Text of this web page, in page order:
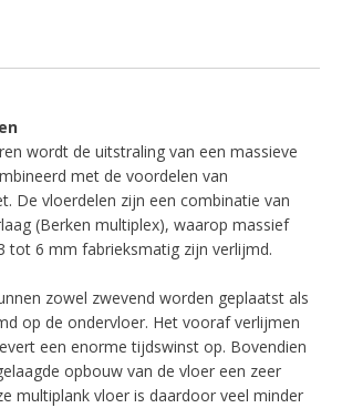
wordt de uitstraling van een massieve
met de voordelen van
De vloerdelen zijn een combinatie van
(Berken multiplex), waarop massief
tot 6 mm fabrieksmatig zijn verlijmd.
zowel zwevend worden geplaatst als
op de ondervloer. Het vooraf verlijmen
een enorme tijdswinst op. Bovendien
opbouw van de vloer een zeer
multiplank vloer is daardoor veel minder